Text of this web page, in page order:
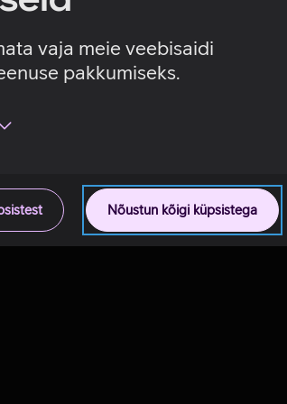
vaja meie veebisaidi
pakkumiseks.
Nõustun kõigi küpsistega